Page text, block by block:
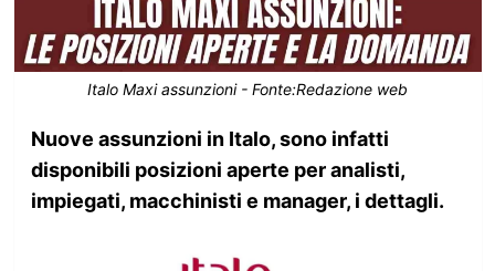
Italo Maxi assunzioni - Fonte:Redazione web
Nuove assunzioni in Italo, sono infatti
disponibili posizioni aperte per analisti,
impiegati, macchinisti e manager, i dettagli.